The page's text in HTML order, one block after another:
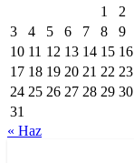
1
2
3
4 5 6 7 8
9
10 11 12 13 14 15 16
17 18 19 20 21 22 23
24 25 26 27 28 29 30
31
« Haz